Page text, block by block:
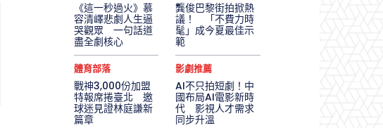
《這一秒過火》慕
容清嶧悲劇人生逼
哭觀眾 一句話道
盡全劇核心
龔俊巴黎街拍掀熱
議！ 「不費力時
髦」成今夏最佳示
範
體育部落
戰神3,000份加盟
特報席捲臺北 邀
球迷見證林庭謙新
篇章
影劇推薦
AI不只拍短劇！中
國布局AI電影新時
代 影視人才需求
同步升溫